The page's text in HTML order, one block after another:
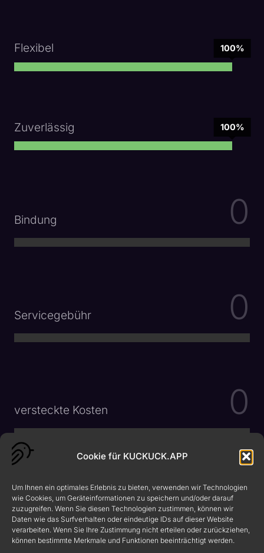
Cookie für KUCKUCK.APP
Um Ihnen ein optimales Erlebnis zu bieten, verwenden wir Technologien
wie Cookies, um Geräteinformationen zu speichern und/oder darauf
zuzugreifen. Wenn Sie diesen Technologien zustimmen, können wir
Daten wie das Surfverhalten oder eindeutige IDs auf dieser Website
verarbeiten. Wenn Sie Ihre Zustimmung nicht erteilen oder zurückziehen,
können bestimmte Merkmale und Funktionen beeinträchtigt werden.
Flexibel 100%
Zuverlässig 100%
Bindung 0
Servicegebühr 0
versteckte Kosten 0
HOLEN SIE SICH DIE
UNVERZICHTBARE APP